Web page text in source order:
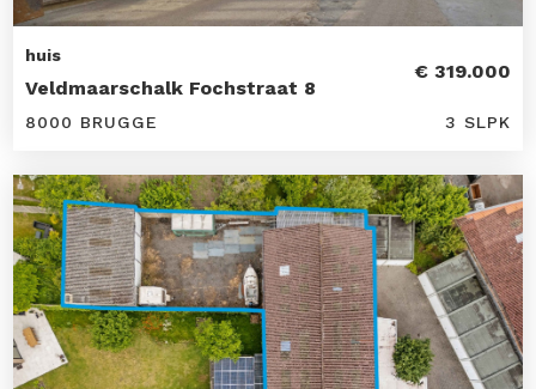
huis
Veldmaarschalk Fochstraat 8
€ 319.000
8000 BRUGGE 3 SLPK